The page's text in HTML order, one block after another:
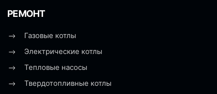
РЕМОНТ
Газовые котлы
Электрические котлы
Тепловые насосы
Твердотопливные котлы